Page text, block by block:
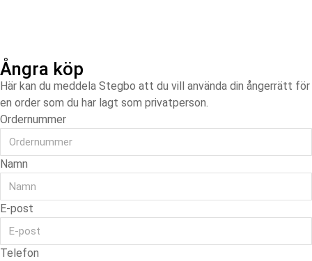
Ångra köp
Här kan du meddela Stegbo att du vill använda din ångerrätt för
en order som du har lagt som privatperson.
Ordernummer
Namn
E-post
Telefon